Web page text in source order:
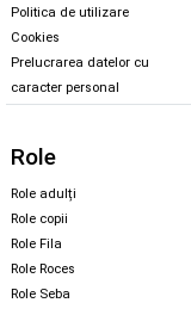
Politica de utilizare
Cookies
Prelucrarea datelor cu
caracter personal
Role
Role adulți
Role copii
Role Fila
Role Roces
Role Seba